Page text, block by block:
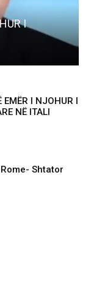
Gjin Musa-
I NJOHUR I
NË ITALI
Shtator